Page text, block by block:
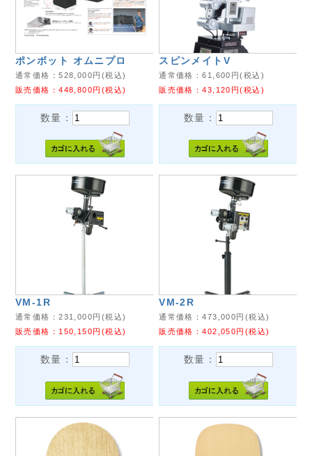
ポンボット オムニプロ
通常価格：528,000円(税込)
販売価格：448,800円(税込)
数量：
スピンメイトV
通常価格：61,600 円(税込)
販売価格：43,120 円(税込)
数量：
VM-1R
通常価格：231,000 円(税込)
販売価格： 150,150 円(税込)
数量：
VM-2R
通常価格：473,000 円(税込)
販売価格：402,050 円(税込)
数量：